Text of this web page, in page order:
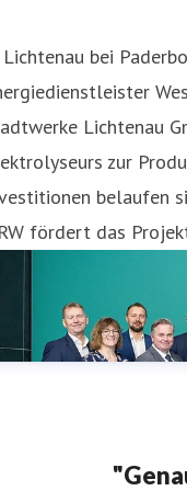
bei
Lichtenau
zur
belaufen
fördert das